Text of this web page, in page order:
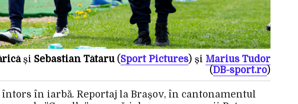
și Sebastian Tătaru (Sport Pictures) și Marius Tudor
(DB-sport.ro)
în iarbă. Reportaj la Brașov, în cantonamentul